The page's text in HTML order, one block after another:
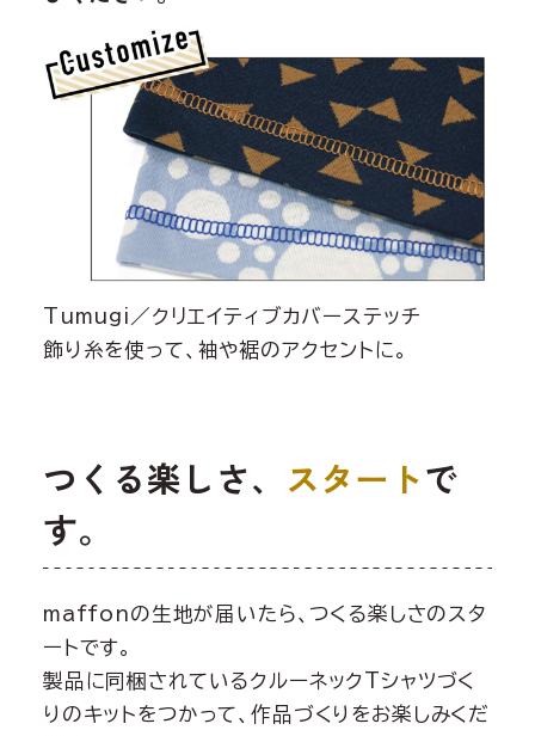
Tumugi／クリエイティブカバーステッチ
飾り糸を使って、袖や裾のアクセントに。
つくる楽しさ、 スタートで
す。
maffonの生地が届いたら、つくる楽しさのスタ
ートです。
製品に同梱されているクルーネックTシャツづく
りのキットをつかって、作品づくりをお楽しみくだ